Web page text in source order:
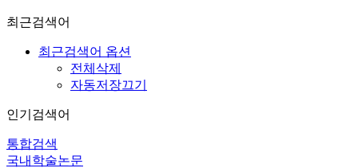
최근검색어
최근검색어 옵션
전체삭제
자동저장끄기
인기검색어
통합검색
국내학술논문